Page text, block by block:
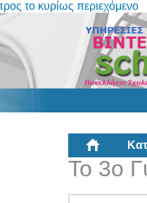
το κυρίως περιεχόμενο
Το 3ο